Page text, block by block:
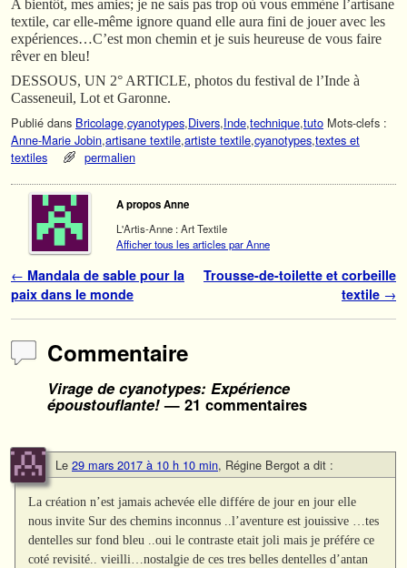
A bientôt, mes amies; je ne sais pas trop où vous emmène l’artisane
textile, car elle-même ignore quand elle aura fini de jouer avec les
expériences…C’est mon chemin et je suis heureuse de vous faire
rêver en bleu!
DESSOUS, UN 2° ARTICLE, photos du festival de l’Inde à
Casseneuil, Lot et Garonne.
Publié dans Bricolage,cyanotypes,Divers,Inde,technique,tuto Mots-clefs :
Anne-Marie Jobin,artisane textile,artiste textile,cyanotypes,textes et
textiles
permalien
A propos Anne
L'Artis-Anne : Art Textile
Afficher tous les articles par Anne
Navigation des articles
← Mandala de sable pour la
paix dans le monde
Trousse-de-toilette et corbeille
textile →
Commentaire
Virage de cyanotypes: Expérience
époustouflante!— 21 commentaires
Le 29 mars 2017 à 10 h 10 min, Régine Bergot a dit :
La création n’est jamais achevée elle différe de jour en jour elle
nous invite Sur des chemins inconnus ..l’aventure est jouissive …tes
dentelles sur fond bleu ..oui le contraste etait joli mais je préfére ce
coté revisité.. vieilli…nostalgie de ces tres belles dentelles d’antan